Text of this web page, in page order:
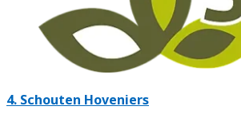
4. Schouten Hoveniers